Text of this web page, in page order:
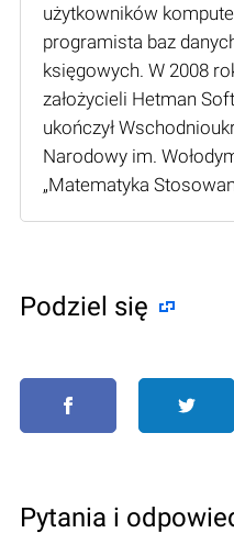
użytkowników
programista baz
księgowych. W 2008
założycieli Hetman
ukończył
Narodowy im.
„Matematyka
Podziel się
Pytania i